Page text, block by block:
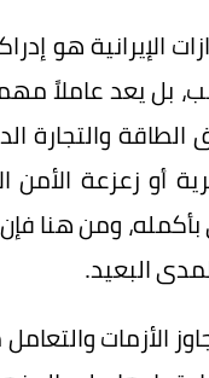
الإيرانية هو
يعد عاملاً مهماً
والتجارة
أو زعزعة
بأكمله، ومن هنا
البعيد.
الأزمات